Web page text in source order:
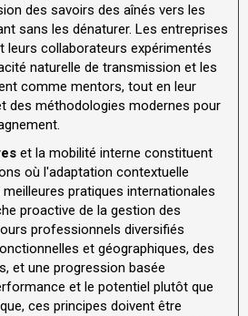
des savoirs des aînés vers les
sans les dénaturer. Les entreprises
leurs collaborateurs expérimentés
naturelle de transmission et les
comme mentors, tout en leur
des méthodologies modernes pour
et la mobilité interne constituent
où l'adaptation contextuelle
pratiques internationales
proactive de la gestion des
professionnels diversifiés
et géographiques, des
et une progression basée
et le potentiel plutôt que
ces principes doivent être